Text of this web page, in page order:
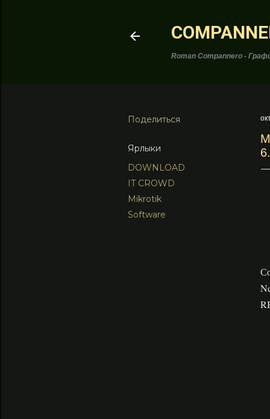
Roman Compannero -
Поделиться
Ярлыки
DOWNLOAD
IT CROWD
Mikrotik
Software